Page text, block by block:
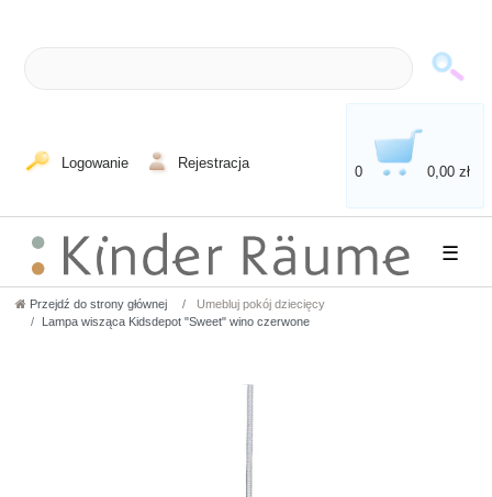
Logowanie Rejestracja
0 0,00 zł
☰
Przejdź do strony głównej
Umebluj pokój dziecięcy
Lampa wisząca Kidsdepot "Sweet" wino czerwone